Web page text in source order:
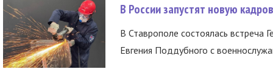
В России запустят новую
В Ставрополе состоялась встреча
Евгения Поддубного с